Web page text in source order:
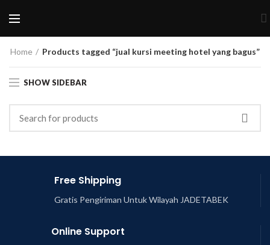
Home Products tagged “jual kursi meeting hotel yang bagus”
SHOW SIDEBAR
Free Shipping
Gratis Pengiriman Untuk Wilayah JADETABEK
Online Support